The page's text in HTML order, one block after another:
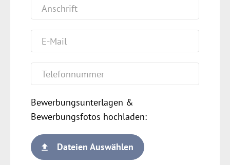
Bewerbungsunterlagen &
Bewerbungsfotos hochladen:
Dateien Auswählen